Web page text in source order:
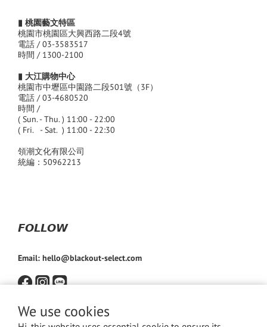
We use cookies
▮ 桃園藝文特區
桃園市桃園區大興西路二段4號
電話 / 03-3583517
時間 / 1300-2100
▮ 大江購物中心
桃園市中壢區中園路二段501號（3F）
電話 / 03-4680520
時間 /
( Sun. - Thu. ) 11:00 - 22:00
( Fri. - Sat. ) 11:00 - 22:30
領潮文化有限公司
統編：50962213
𝙁𝙊𝙇𝙇𝙊𝙒
Email: hello@blackout-select.com